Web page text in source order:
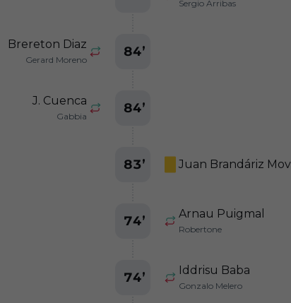
Sergio Arribas
Brereton Diaz
Gerard Moreno
84’
J. Cuenca
Gabbia
84’
Juan Brandáriz
83’
Arnau Puigmal
Robertone
74’
Iddrisu Baba
Gonzalo Melero
74’